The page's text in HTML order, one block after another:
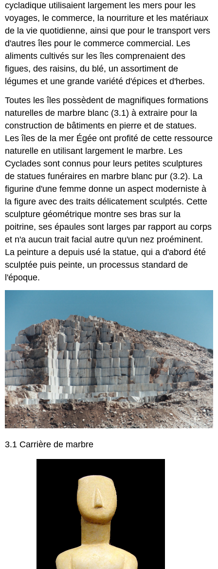
cycladique utilisaient largement les mers pour les
voyages, le commerce, la nourriture et les matériaux
de la vie quotidienne, ainsi que pour le transport vers
d'autres îles pour le commerce commercial. Les
aliments cultivés sur les îles comprenaient des
figues, des raisins, du blé, un assortiment de
légumes et une grande variété d'épices et d'herbes.
Toutes les îles possèdent de magnifiques formations
naturelles de marbre blanc (3.1) à extraire pour la
construction de bâtiments en pierre et de statues.
Les îles de la mer Égée ont profité de cette ressource
naturelle en utilisant largement le marbre. Les
Cyclades sont connus pour leurs petites sculptures
de statues funéraires en marbre blanc pur (3.2). La
figurine d'une femme donne un aspect moderniste à
la figure avec des traits délicatement sculptés. Cette
sculpture géométrique montre ses bras sur la
poitrine, ses épaules sont larges par rapport au corps
et n'a aucun trait facial autre qu'un nez proéminent.
La peinture a depuis usé la statue, qui a d'abord été
sculptée puis peinte, un processus standard de
l'époque.
3.1 Carrière de marbre